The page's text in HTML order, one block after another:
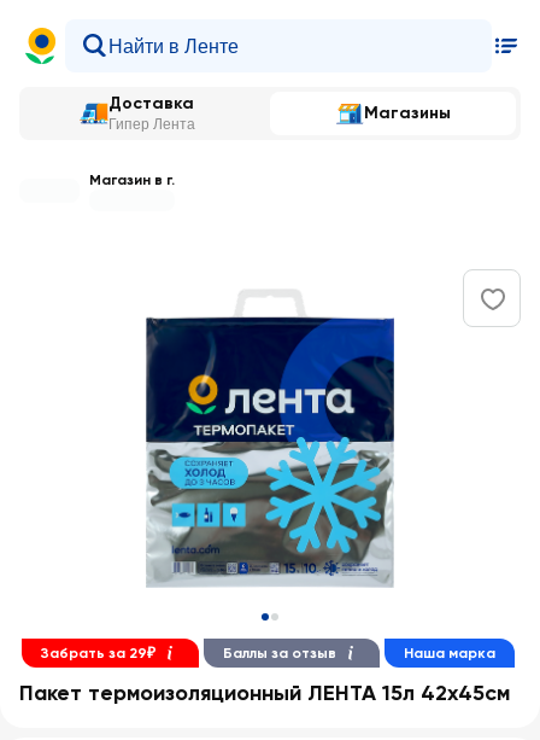
Доставка
Гипер Лента
Магазины
Магазин в г.
Забрать за 29₽ Баллы за отзыв Наша марка
Пакет термоизоляционный ЛЕНТА 15л 42x45см